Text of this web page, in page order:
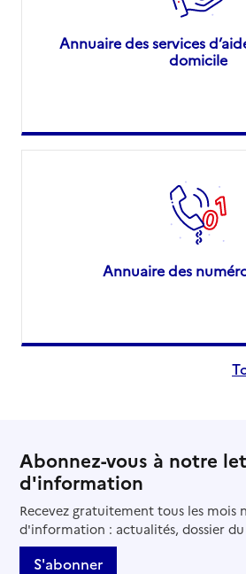
Annuaire des services
domicile
Annuaire des
Abonnez-vous à notre
d'information
Recevez gratuitement tous les mois
d'information : actualités, dossier du
S'abonner